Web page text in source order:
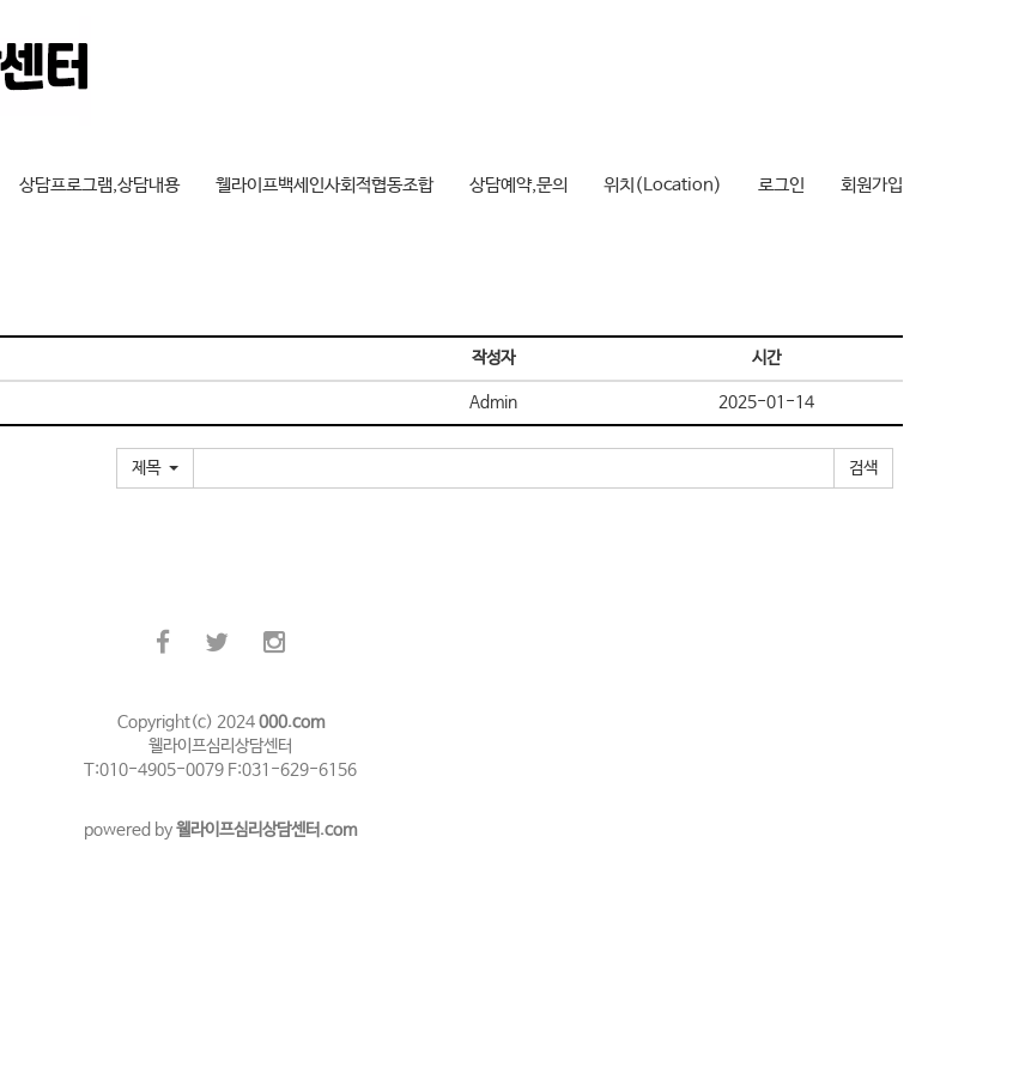
상담프로그램,상담내용 웰라이프백세인사회적협동조합 상담예약,문의 위치(Location) 로그인 회원가입
작성자 시간
Admin 2025-01-14
제목
Copyright(c) 2024000.com
웰라이프심리상담센터
T:010-4905-0079 F:031-629-6156
powered by웰라이프심리상담센터.com